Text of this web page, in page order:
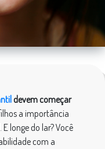
devem começar
a importância
longe do lar? Você
com a